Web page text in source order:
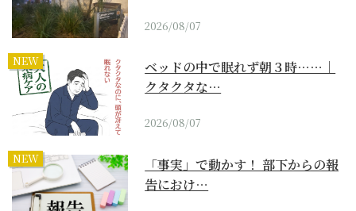
2026/08/07
NEW
ベッドの中で眠れず朝３時……｜
クタクタな…
2026/08/07
NEW
「事実」で動かす！ 部下からの報
告におけ…